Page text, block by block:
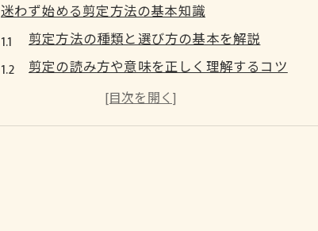
迷わず始める剪定方法の基本知識
剪定方法の種類と選び方の基本を解説
剪定の読み方や意味を正しく理解するコツ
初心者が押さえたい剪定の基礎ポイント
剪定やり方図解で基本手順を身につける